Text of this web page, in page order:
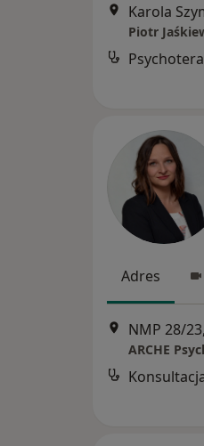
Piotr
Adres
NMP 28/
ARCHE